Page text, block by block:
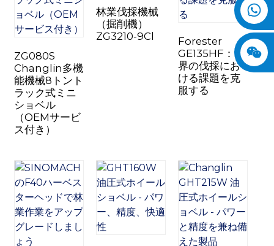
ZG080S
Changlin多機
能機械8トント
ラック式ミニ
ショベル
（OEMサービ
ス付き）
林業伐採機械
（掘削機）
ZG3210-9Cl
Forester
GE135HF：世
界の伐採にお
ける課題を克
服する